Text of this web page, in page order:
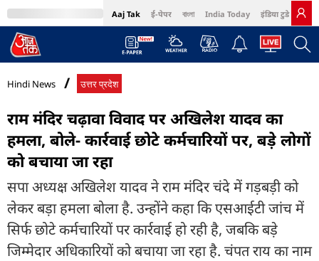
Aaj Tak ई-पेपर বাংলা India Today इंडिया टुडे हिंदी
MumbaiTak Cosmopolitan Harper's Bazaar Northeast
Hindi News उत्तर प्रदेश
राम मंदिर चढ़ावा विवाद पर अखिलेश यादव का
हमला, बोले- कार्रवाई छोटे कर्मचारियों पर, बड़े लोगों
को बचाया जा रहा
सपा अध्यक्ष अखिलेश यादव ने राम मंदिर चंदे में गड़बड़ी को
लेकर बड़ा हमला बोला है. उन्होंने कहा कि एसआईटी जांच में
सिर्फ छोटे कर्मचारियों पर कार्रवाई हो रही है, जबकि बड़े
जिम्मेदार अधिकारियों को बचाया जा रहा है. चंपत राय का नाम